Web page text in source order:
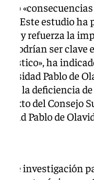
tuvo
Este estudio
y refuerza la
podrían ser clave
ha
Pablo de
de la deficiencia
mixto del Consejo
Pablo de
de